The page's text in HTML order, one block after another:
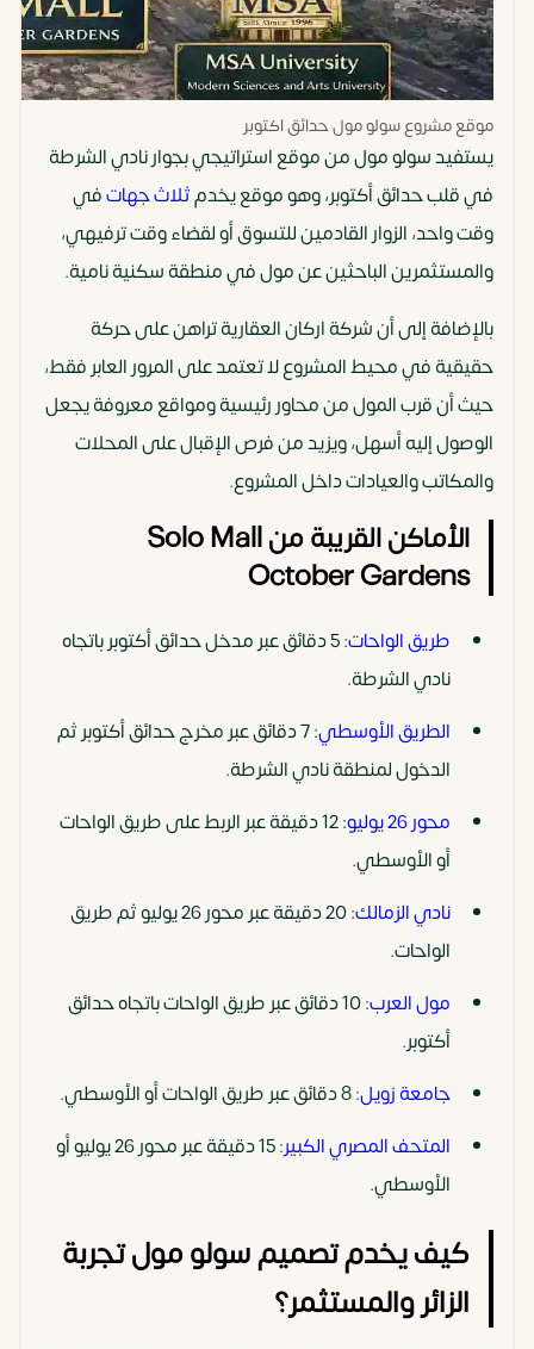
موقع مشروع سولو مول حدائق اكتوبر
يستفيد سولو مول من موقع استراتيجي بجوار نادي الشرطة
في قلب حدائق أكتوبر، وهو موقع يخدمثلاث جهاتفي
وقت واحد، الزوار القادمين للتسوق أو لقضاء وقت ترفيهي،
والمستثمرين الباحثين عن مول في منطقة سكنية نامية.
بالإضافة إلى أن شركة اركان العقارية تراهن على حركة
حقيقية في محيط المشروع لا تعتمد على المرور العابر فقط،
حيث أن قرب المول من محاور رئيسية ومواقع معروفة يجعل
الوصول إليه أسهل، ويزيد من فرص الإقبال على المحلات
والمكاتب والعيادات داخل المشروع.
الأماكن القريبة من Solo Mall
October Gardens
طريق الواحات : 5 دقائق عبر مدخل حدائق أكتوبر باتجاه
نادي الشرطة.
الطريق الأوسطي : 7 دقائق عبر مخرج حدائق أكتوبر ثم
الدخول لمنطقة نادي الشرطة.
محور 26 يوليو
: 12 دقيقة عبر الربط على طريق الواحات
أو الأوسطي.
نادي الزمالك
: 20 دقيقة عبر محور 26 يوليو ثم طريق
الواحات.
مول العرب
: 10 دقائق عبر طريق الواحات باتجاه حدائق
أكتوبر.
جامعة زويل: 8 دقائق عبر طريق الواحات أو الأوسطي.
المتحف المصري الكبير
: 15 دقيقة عبر محور 26 يوليو أو
الأوسطي.
كيف يخدم تصميم سولو مول تجربة
الزائر والمستثمر؟